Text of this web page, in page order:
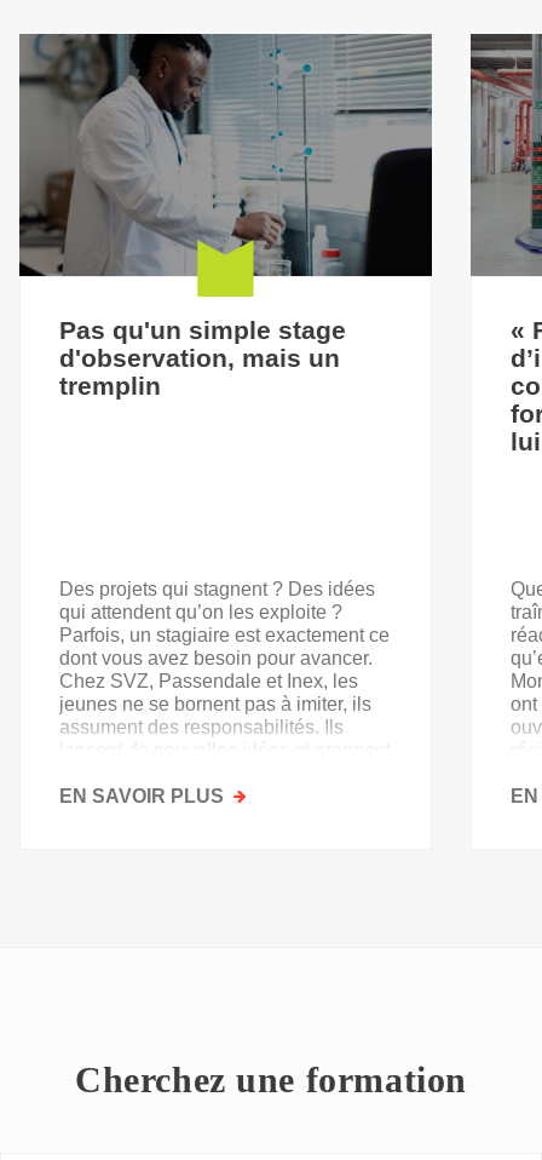
Pas qu'un simple stage
d'observation, mais un
tremplin
Des projets qui stagnent ? Des idées
qui attendent qu’on les exploite ?
Parfois, un stagiaire est exactement ce
dont vous avez besoin pour avancer.
Chez SVZ, Passendale et Inex, les
jeunes ne se bornent pas à imiter, ils
assument des responsabilités. Ils
lancent de nouvelles idées et prennent
EN SAVOIR PLUS SUR
«
ont
Cherchez une formation